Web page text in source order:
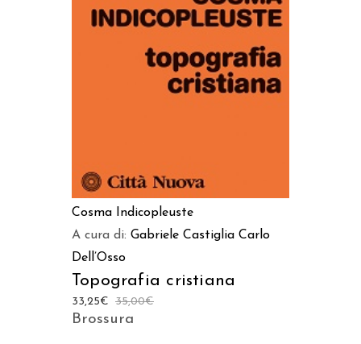
Cosma Indicopleuste
A cura di: Gabriele Castiglia Carlo
Dell’Osso
Topografia cristiana
35,00€
33,25€
Brossura